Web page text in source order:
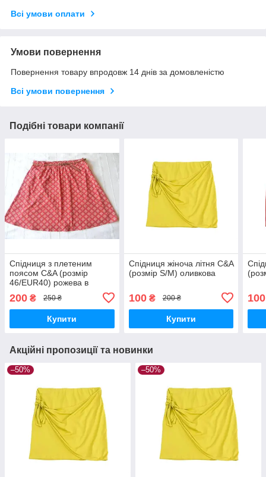
Всі умови оплати
Умови повернення
Повернення товару впродовж 14 днів за домовленістю
Всі умови повернення
Подібні товари компанії
Спідниця з плетеним
поясом C&A (розмір
46/EUR40) рожева в
200 ₴ 250 ₴
Купити
Спідниця жіноча літня C&A
(розмір S/M) оливкова
100₴ 200 ₴
Купити
100
Акційні пропозиції та новинки
–50% –50%